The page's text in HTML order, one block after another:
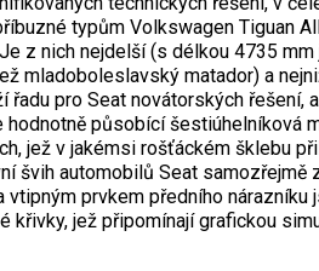
typům Volkswagen Tiguan
z nich nejdelší (s délkou 4735
mladoboleslavský matador) a
řadu pro Seat novátorských řešení,
působící šestiúhelníková
jež v jakémsi rošťáckém šklebu
švih automobilů Seat samozřejmě
prvkem předního nárazníku
křivky, jež připomínají grafickou